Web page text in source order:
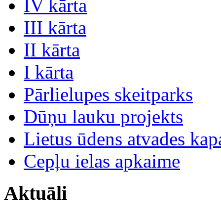
IV kārta
III kārta
II kārta
I kārta
Pārlielupes skeitparks
Dūņu lauku projekts
Lietus ūdens atvades
Cepļu ielas apkaime
Aktuāli